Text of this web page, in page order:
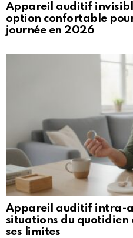
Appareil auditif
option confortable
journée en 2026
Appareil auditif intra-
situations du quotidien
ses limites